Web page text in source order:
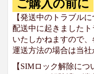
ご購入の前に
【発送中のトラブルに
配送中に起きました
いたしかねますので
運送方法の場合は当
【SIMロック解除につ